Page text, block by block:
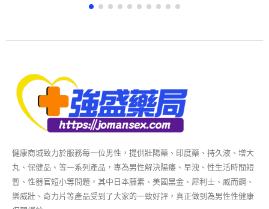
健康商城致力於服務每一位男性，提供壯陽藥、印度藥、持久液、增大
丸、保健品、等一系列產品，專為男性解決陽痿、早洩、性生活時間短
暫、性器官短小等問題，其中日本藤素、美國黑金、犀利士、威而鋼、
樂威壯、奇力片等產品受到了大家的一致好評，真正做到為男性性健康